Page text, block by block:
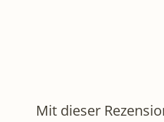
Mit dieser